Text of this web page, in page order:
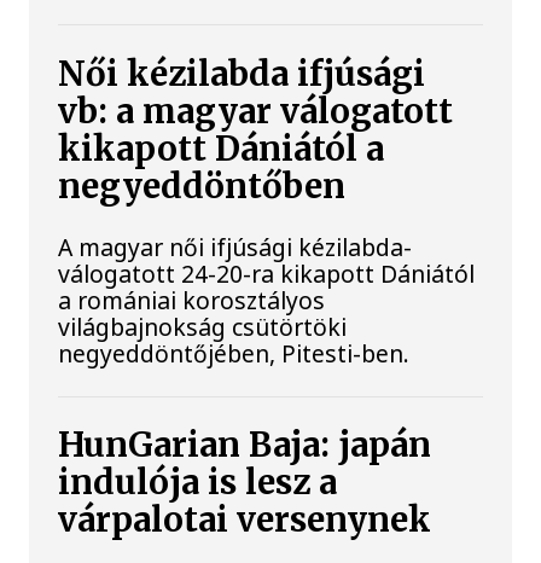
Női kézilabda ifjúsági
vb: a magyar válogatott
kikapott Dániától a
negyeddöntőben
A magyar női ifjúsági kézilabda-
válogatott 24-20-ra kikapott Dániától
a romániai korosztályos
világbajnokság csütörtöki
negyeddöntőjében, Pitesti-ben.
HunGarian Baja: japán
indulója is lesz a
várpalotai versenynek